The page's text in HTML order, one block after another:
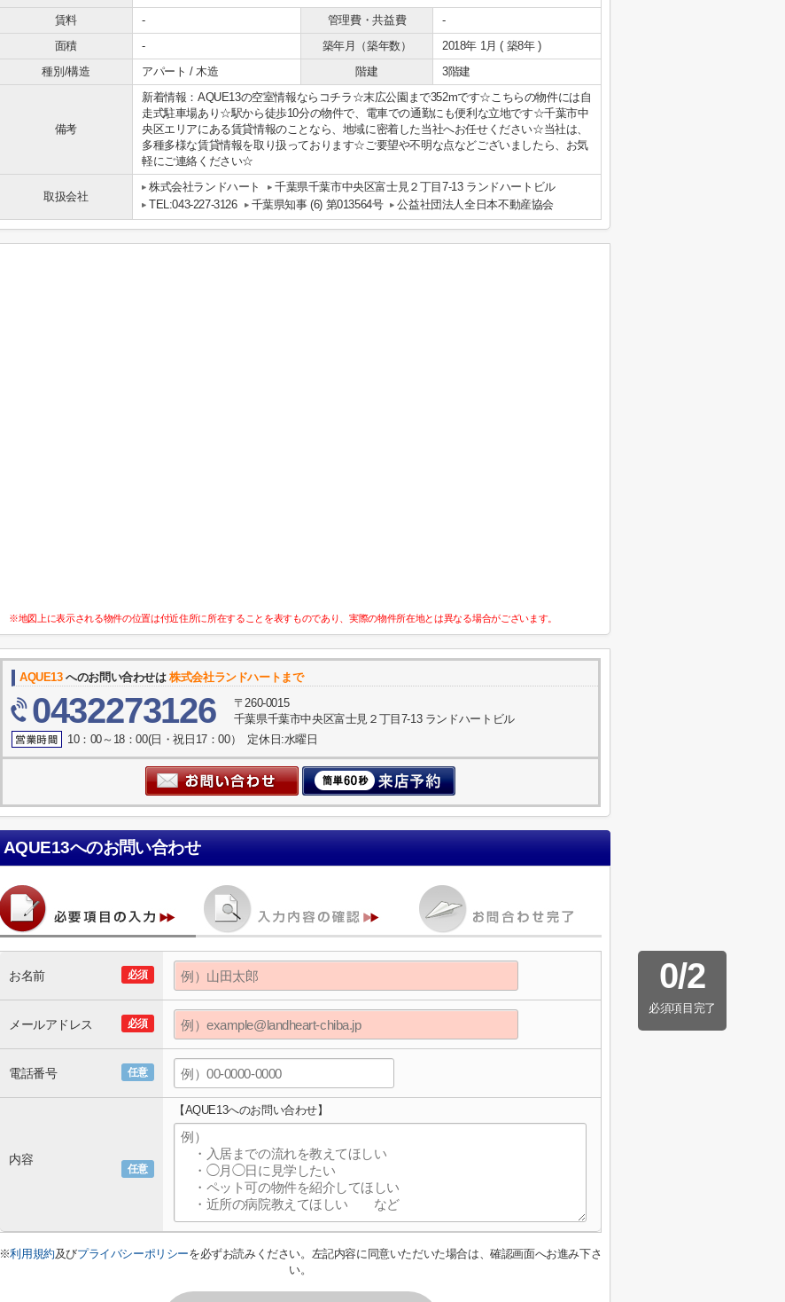
賃料 - 管理費・共益費
-
面積
- 築年月（築年数）
2018年 1月 ( 築8年 )
種別/構造
アパート / 木造 階建 3階建
備考
新着情報：AQUE13の空室情報ならコチラ☆末広公園まで352mです☆こちらの物件には自
走式駐車場あり☆駅から徒歩10分の物件で、電車での通勤にも便利な立地です☆千葉市中
央区エリアにある賃貸情報のことなら、地域に密着した当社へお任せください☆当社は、
多種多様な賃貸情報を取り扱っております☆ご要望や不明な点などございましたら、お気
軽にご連絡ください☆
取扱会社
株式会社ランドハート
千葉県千葉市中央区富士見２丁目7-13 ランドハートビル
TEL:043-227-3126
千葉県知事 (6) 第013564号 公益社団法人全日本不動産協会
※地図上に表示される物件の位置は付近住所に所在することを表すものであり、実際の物件所在地とは異なる場合がございます。
AQUE13へのお問い合わせは株式会社ランドハートまで
0432273126
〒260-0015
千葉県千葉市中央区富士見２丁目7-13 ランドハートビル
10：00～18：00(日・祝日17：00） 定休日:水曜日
AQUE13へのお問い合わせ
0/2
必須項目完了
必須
お名前
必須
メールアドレス
任意
電話番号
任意
内容
【AQUE13へのお問い合わせ】
※利用規約及びプライバシーポリシーを必ずお読みください。左記内容に同意いただいた場合は、確認画面へお進み下さ
い。